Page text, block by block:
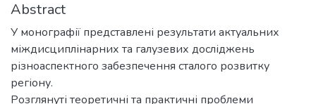
Abstract
У монографії представлені результати актуальних
міждисциплінарних та галузевих досліджень
різноаспектного забезпечення сталого розвитку
регіону.
Розглянуті теоретичні та практичні проблеми